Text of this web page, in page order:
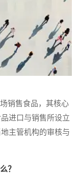
销售食品，其核心
进口与销售所设立
主管机构的审核与
？